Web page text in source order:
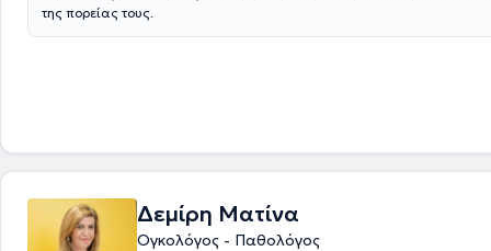
της πορείας τους.
Δεμίρη Ματίνα
Ογκολόγος - Παθολόγος